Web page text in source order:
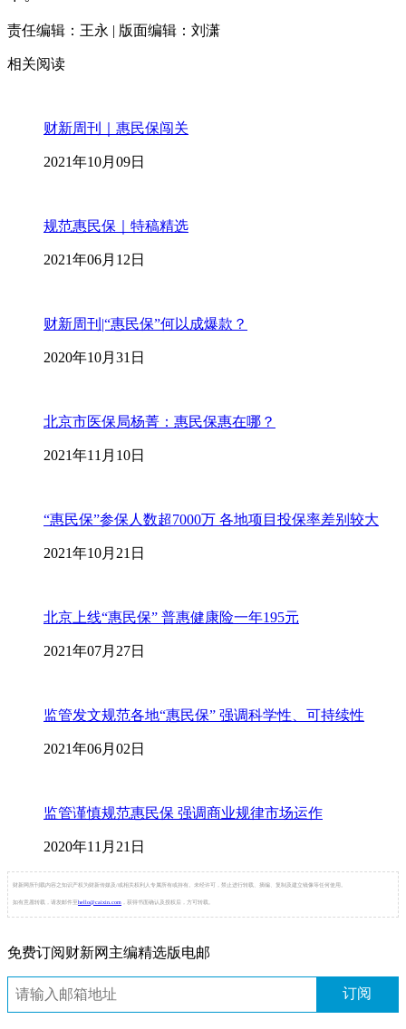
责任编辑：王永 | 版面编辑：刘潇
相关阅读
财新周刊｜惠民保闯关
2021年10月09日
规范惠民保｜特稿精选
2021年06月12日
财新周刊|“惠民保”何以成爆款？
2020年10月31日
北京市医保局杨菁：惠民保惠在哪？
2021年11月10日
“惠民保”参保人数超7000万 各地项目投保率差别较大
2021年10月21日
北京上线“惠民保” 普惠健康险一年195元
2021年07月27日
监管发文规范各地“惠民保” 强调科学性、可持续性
2021年06月02日
监管谨慎规范惠民保 强调商业规律市场运作
2020年11月21日
财新网所刊载内容之知识产权为财新传媒及/或相关权利人专属所有或持有。未经许可，禁止进行转载、摘编、复制及建立镜像等任何使用。
如有意愿转载，请发邮件至 hello@caixin.com ，获得书面确认及授权后，方可转载。
免费订阅财新网主编精选版电邮
订阅